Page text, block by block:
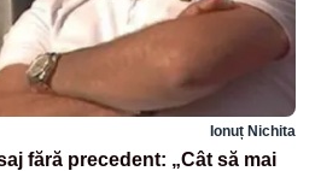
Ionuț Nichita
fără precedent: „Cât să mai